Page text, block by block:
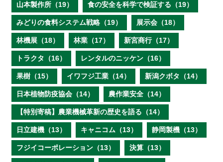
山本製作所（19） 食の安全を科学で検証する（19）
みどりの食料システム戦略（19） 展示会（18）
林機展（18） 林業（17） 新宮商行（17）
トラクタ（16） レンタルのニッケン（16）
果樹（15） イワフジ工業（14） 新潟クボタ（14）
日本植物防疫協会（14） 農作業安全（14）
【特別寄稿】農業機械革新の歴史を語る（14）
日立建機（13） キャニコム（13） 静岡製機（13）
フジイコーポレーション（13） 決算（13）